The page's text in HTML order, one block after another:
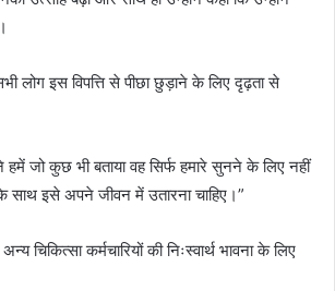
लोग इस विपत्ति से पीछा छुड़ाने के लिए दृढ़ता से
हमें जो कुछ भी बताया वह सिर्फ हमारे सुनने के लिए नहीं
साथ इसे अपने जीवन में उतारना चाहिए।”
चिकित्सा कर्मचारियों की निःस्वार्थ भावना के लिए